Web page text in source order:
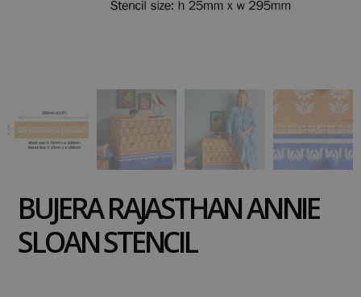
BUJERA RAJASTHAN ANNIE
SLOAN STENCIL